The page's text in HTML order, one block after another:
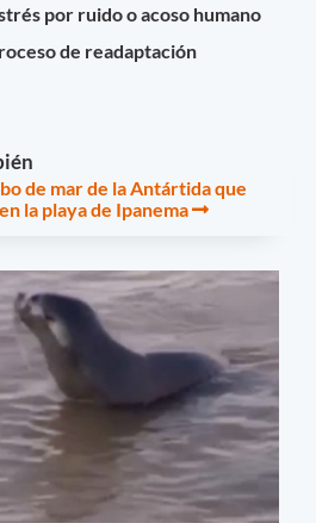
por ruido o acoso humano
de readaptación
de mar de la Antártida que
la playa de Ipanema